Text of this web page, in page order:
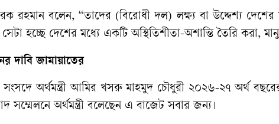
রহমান বলেন, “তাদের (বিরোধী দল) লক্ষ্য বা উদ্দেশ্য দেশের
হচ্ছে দেশের মধ্যে একটি অস্থিতিশীতা-অশান্তি তৈরি করা,
দাবি জামায়াতের
অর্থমন্ত্রী আমির খসরু মাহমুদ চৌধুরী ২০২৬-২৭ অর্থ
সম্মেলনে অর্থমন্ত্রী বলেছেন এ বাজেট সবার জন্য।